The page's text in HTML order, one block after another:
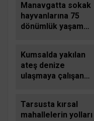
Manavgatta sokak
hayvanlarına 75
dönümlük yaşam
Kumsalda yakılan
ateş denize
ulaşmaya çalışan
Tarsusta kırsal
mahallelerin yolları